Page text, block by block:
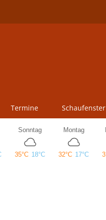
Termine Schaufenster